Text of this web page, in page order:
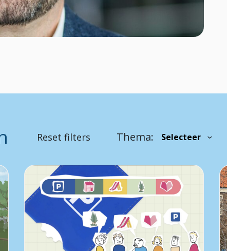
Reset filters Thema: